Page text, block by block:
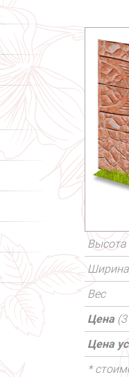
Высота
Ширина
Вес
Цена
Цена
*